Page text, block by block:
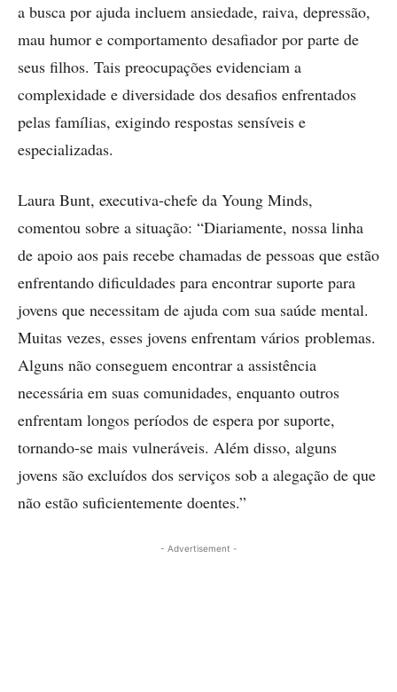
a busca por ajuda incluem ansiedade, raiva, depressão,
mau humor e comportamento desafiador por parte de
seus filhos. Tais preocupações evidenciam a
complexidade e diversidade dos desafios enfrentados
pelas famílias, exigindo respostas sensíveis e
especializadas.
Laura Bunt, executiva-chefe da Young Minds,
comentou sobre a situação: “Diariamente, nossa linha
de apoio aos pais recebe chamadas de pessoas que estão
enfrentando dificuldades para encontrar suporte para
jovens que necessitam de ajuda com sua saúde mental.
Muitas vezes, esses jovens enfrentam vários problemas.
Alguns não conseguem encontrar a assistência
necessária em suas comunidades, enquanto outros
enfrentam longos períodos de espera por suporte,
tornando-se mais vulneráveis. Além disso, alguns
jovens são excluídos dos serviços sob a alegação de que
não estão suficientemente doentes.”
- Advertisement -